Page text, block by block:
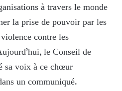
à travers le monde
la prise de pouvoir par les
contre les
le Conseil de
sa voix à ce chœur
un communiqué.